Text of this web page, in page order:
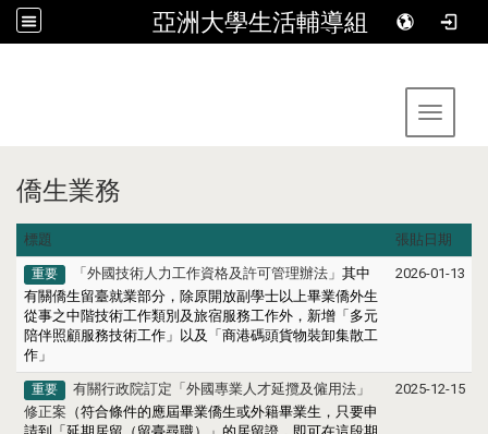
亞洲大學生活輔導組
Toggle
僑生業務
標題 張貼日期
重要 「外國技術人力工作資格及許可管理辦法」 其中
有關僑生留臺就業部分，除原開放副學士以上畢業僑外生
從事之中階技術工作類別及旅宿服務工作外，新增「多元
陪伴照顧服務技術工作」以及「商港碼頭貨物裝卸集散工
作」
2026-01-13
重要
有關行政院訂定「外國專業人才延攬及僱用法」
修正案 （符合條件的應屆畢業僑生或外籍畢業生，只要申
2025-12-15